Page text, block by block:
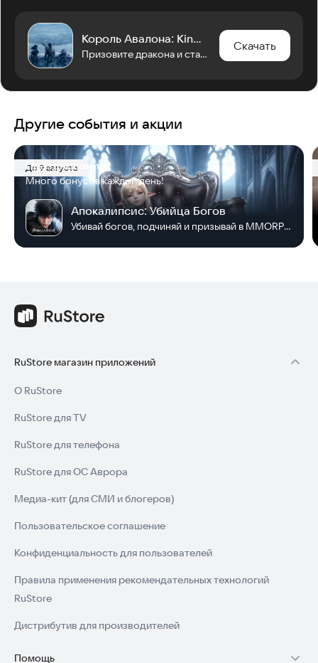
Король Авалона: King of Avalon
Призовите дракона и станьте правителем стужи и пламени в Авалоне!
Скачать
Другие события и акции
До 9 августа
Празднование
Много бонусов каждый день!
Апокалипсис: Убийца Богов
Убивай богов, подчиняй и призывай в MMORPG!
RuStore магазин приложений
О RuStore
RuStore для TV
RuStore для телефона
RuStore для ОС Аврора
Медиа-кит (для СМИ и блогеров)
Пользовательское соглашение
Конфиденциальность для пользователей
Правила применения рекомендательных технологий
RuStore
Дистрибутив для производителей
Помощь